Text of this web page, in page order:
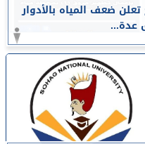
ضعف المياه بالأدوار
عدة...